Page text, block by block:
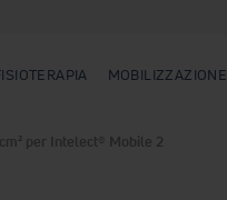
MOBILIZZAZIONE
per Intelect® Mobile 2